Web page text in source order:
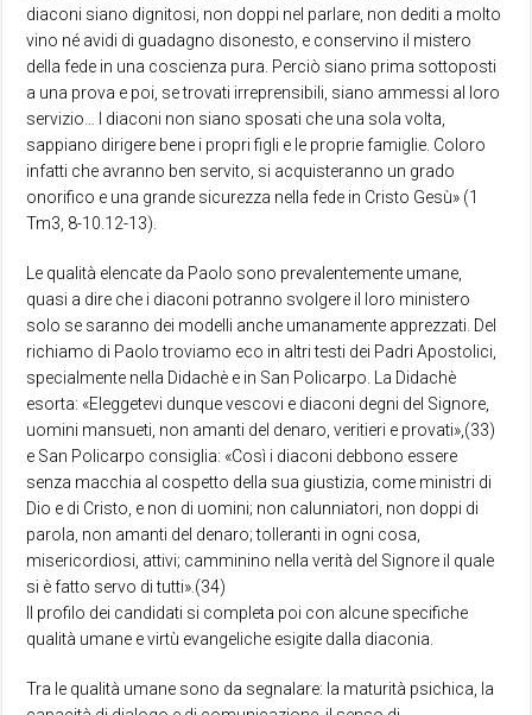
diaconi siano dignitosi, non doppi nel parlare, non dediti a molto
vino né avidi di guadagno disonesto, e conservino il mistero
della fede in una coscienza pura. Perciò siano prima sottoposti
a una prova e poi, se trovati irreprensibili, siano ammessi al loro
servizio… I diaconi non siano sposati che una sola volta,
sappiano dirigere bene i propri figli e le proprie famiglie. Coloro
infatti che avranno ben servito, si acquisteranno un grado
onorifico e una grande sicurezza nella fede in Cristo Gesù» (1
Tm3, 8-10.12-13).
Le qualità elencate da Paolo sono prevalentemente umane,
quasi a dire che i diaconi potranno svolgere il loro ministero
solo se saranno dei modelli anche umanamente apprezzati. Del
richiamo di Paolo troviamo eco in altri testi dei Padri Apostolici,
specialmente nella Didachè e in San Policarpo. La Didachè
esorta: «Eleggetevi dunque vescovi e diaconi degni del Signore,
uomini mansueti, non amanti del denaro, veritieri e provati»,(33)
e San Policarpo consiglia: «Così i diaconi debbono essere
senza macchia al cospetto della sua giustizia, come ministri di
Dio e di Cristo, e non di uomini; non calunniatori, non doppi di
parola, non amanti del denaro; tolleranti in ogni cosa,
misericordiosi, attivi; camminino nella verità del Signore il quale
si è fatto servo di tutti».(34)
Il profilo dei candidati si completa poi con alcune specifiche
qualità umane e virtù evangeliche esigite dalla diaconia.
Tra le qualità umane sono da segnalare: la maturità psichica, la